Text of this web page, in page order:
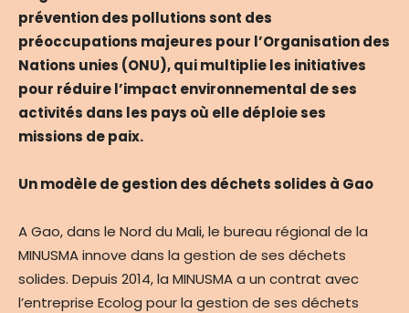
prévention des pollutions sont des
préoccupations majeures pour l’Organisation des
Nations unies (ONU), qui multiplie les initiatives
pour réduire l’impact environnemental de ses
activités dans les pays où elle déploie ses
missions de paix.
Un modèle de gestion des déchets solides à Gao
A Gao, dans le Nord du Mali, le bureau régional de la
MINUSMA innove dans la gestion de ses déchets
solides. Depuis 2014, la MINUSMA a un contrat avec
l’entreprise Ecolog pour la gestion de ses déchets